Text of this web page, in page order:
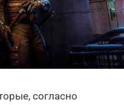
согласно